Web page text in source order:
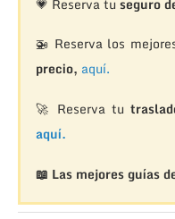
🚁 Reserva los
precio, aquí.
🚀 Reserva tu
aquí.
📖 Las mejores guías